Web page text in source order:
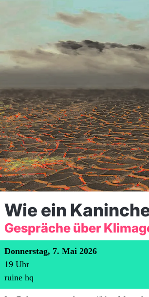
Wie ein
Gespräche über
Donnerstag, 7. Mai 2026
19 Uhr
ruine hq